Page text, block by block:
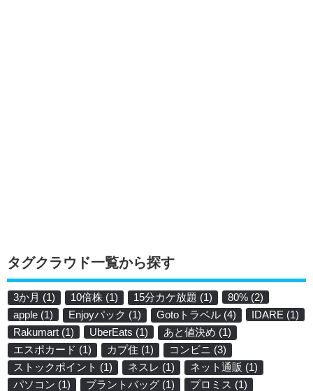
タグクラウド一覧から探す
3か月 (1) 10倍株 (1) 15分カケ放題 (1) 80% (2)
apple (1) Enjoyパック (1) Gotoトラベル (4) IDARE (1)
Rakumart (1) UberEats (1) あと値決め (1)
エスポカード (1) カプ住 (1) コンビニ (3)
ストックポイント (1) ネスレ (1) ネット通販 (1)
パソコン (1) ブラントバッグ (1) プロミス (1)